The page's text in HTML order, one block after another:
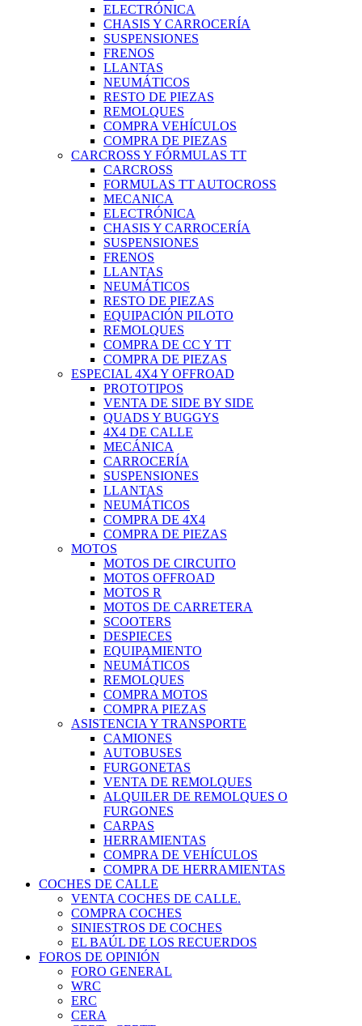
ELECTRÓNICA
CHASIS Y CARROCERÍA
SUSPENSIONES
FRENOS
LLANTAS
NEUMÁTICOS
RESTO DE PIEZAS
REMOLQUES
COMPRA VEHÍCULOS
COMPRA DE PIEZAS
CARCROSS Y FÓRMULAS TT
CARCROSS
FORMULAS TT AUTOCROSS
MECANICA
ELECTRÓNICA
CHASIS Y CARROCERÍA
SUSPENSIONES
FRENOS
LLANTAS
NEUMÁTICOS
RESTO DE PIEZAS
EQUIPACIÓN PILOTO
REMOLQUES
COMPRA DE CC Y TT
COMPRA DE PIEZAS
ESPECIAL 4X4 Y OFFROAD
PROTOTIPOS
VENTA DE SIDE BY SIDE
QUADS Y BUGGYS
4X4 DE CALLE
MECÁNICA
CARROCERÍA
SUSPENSIONES
LLANTAS
NEUMÁTICOS
COMPRA DE 4X4
COMPRA DE PIEZAS
MOTOS
MOTOS DE CIRCUITO
MOTOS OFFROAD
MOTOS R
MOTOS DE CARRETERA
SCOOTERS
DESPIECES
EQUIPAMIENTO
NEUMÁTICOS
REMOLQUES
COMPRA MOTOS
COMPRA PIEZAS
ASISTENCIA Y TRANSPORTE
CAMIONES
AUTOBUSES
FURGONETAS
VENTA DE REMOLQUES
ALQUILER DE REMOLQUES O
FURGONES
CARPAS
HERRAMIENTAS
COMPRA DE VEHÍCULOS
COMPRA DE HERRAMIENTAS
COCHES DE CALLE
VENTA COCHES DE CALLE.
COMPRA COCHES
SINIESTROS DE COCHES
EL BAÚL DE LOS RECUERDOS
FOROS DE OPINIÓN
FORO GENERAL
WRC
ERC
CERA